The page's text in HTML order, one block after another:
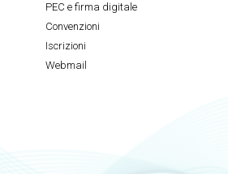
PEC e firma digitale
Convenzioni
Iscrizioni
Webmail